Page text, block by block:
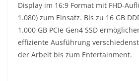
Display im 16:9 Format mit FHD-
1.080) zum Einsatz. Bis zu 16 GB
1.000 GB PCIe Gen4 SSD
effiziente Ausführung
der Arbeit bis zum Entertainment.